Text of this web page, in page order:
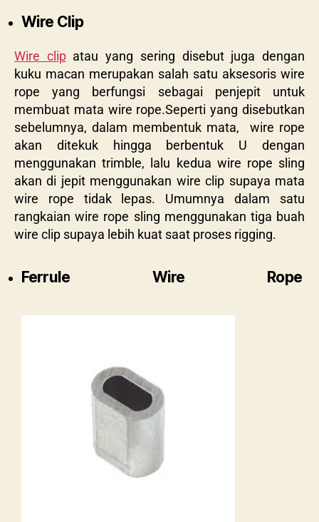
Wire Clip
Wire clipatau yang sering disebut juga dengan
kuku macan merupakan salah satu aksesoris wire
rope yang berfungsi sebagai penjepit untuk
membuat mata wire rope.Seperti yang disebutkan
sebelumnya, dalam membentuk mata, wire rope
akan ditekuk hingga berbentuk U dengan
menggunakan trimble, lalu kedua wire rope sling
akan di jepit menggunakan wire clip supaya mata
wire rope tidak lepas. Umumnya dalam satu
rangkaian wire rope sling menggunakan tiga buah
wire clip supaya lebih kuat saat proses rigging.
Ferrule Wire Rope